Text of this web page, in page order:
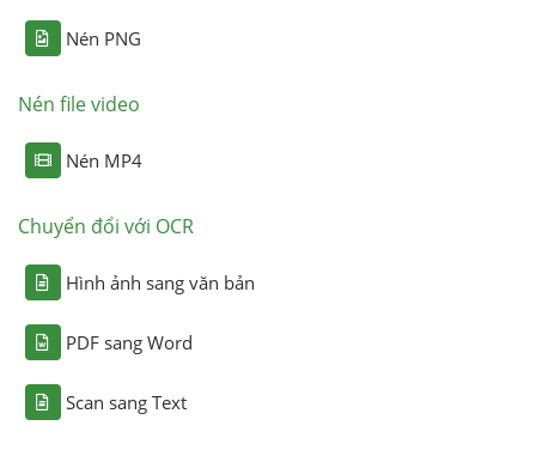
Nén PNG
Nén file video
Nén MP4
Chuyển đổi với OCR
Hình ảnh sang văn bản
PDF sang Word
Scan sang Text